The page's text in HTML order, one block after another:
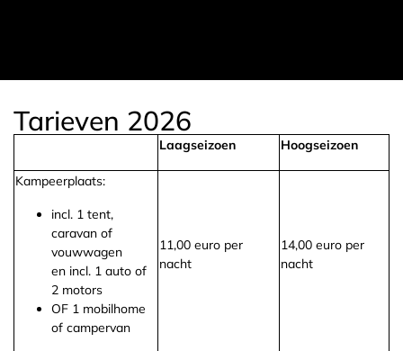
Tarieven 2026
Laagseizoen Hoogseizoen
Kampeerplaats:
incl. 1 tent,
caravan of
vouwwagen
en incl. 1 auto of
2 motors
OF 1 mobilhome
of campervan
11,00 euro per
nacht
14,00 euro per
nacht